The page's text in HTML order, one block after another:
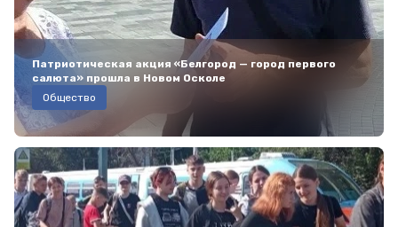
Патриотическая акция «Белгород — город первого
салюта» прошла в Новом Осколе
Общество